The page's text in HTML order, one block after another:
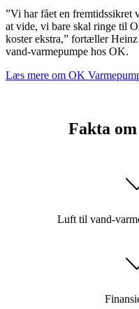
”Vi har fået en fremtidssikret
at vid​​​​​e, vi bare skal ringe til
koster ekstra,” fortæller
vand-varmepumpe hos OK.
Læs mere om OK
Fakta
Luft til vand-